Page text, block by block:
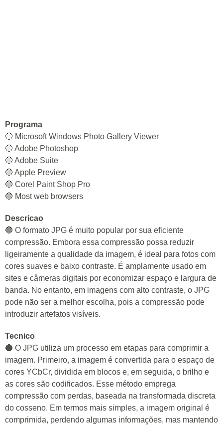
Programa
🔵 Microsoft Windows Photo Gallery Viewer
🔵 Adobe Photoshop
🔵 Adobe Suite
🔵 Apple Preview
🔵 Corel Paint Shop Pro
🔵 Most web browsers
Descricao
🔵 O formato JPG é muito popular por sua eficiente
compressão. Embora essa compressão possa reduzir
ligeiramente a qualidade da imagem, é ideal para fotos com
cores suaves e baixo contraste. É amplamente usado em
sites e câmeras digitais por economizar espaço e largura de
banda. No entanto, em imagens com alto contraste, o JPG
pode não ser a melhor escolha, pois a compressão pode
introduzir artefatos visíveis.
Tecnico
🔵 O JPG utiliza um processo em etapas para comprimir a
imagem. Primeiro, a imagem é convertida para o espaço de
cores YCbCr, dividida em blocos e, em seguida, o brilho e
as cores são codificados. Esse método emprega
compressão com perdas, baseada na transformada discreta
do cosseno. Em termos mais simples, a imagem original é
comprimida, perdendo algumas informações, mas mantendo